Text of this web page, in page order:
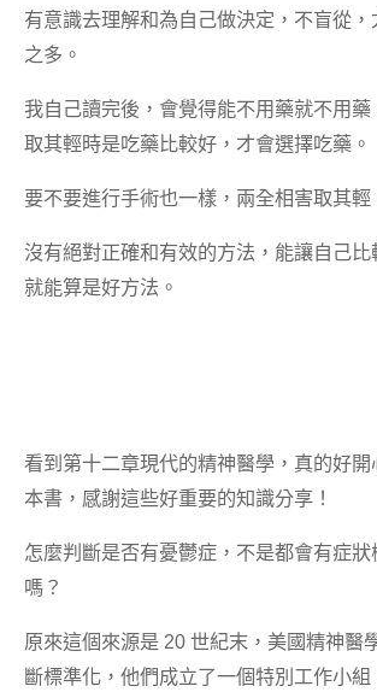
有意識去理解和為自己做決定，不盲從
之多。
我自己讀完後，會覺得能不用藥就不用
取其輕時是吃藥比較好，才會選擇吃藥。
要不要進行手術也一樣，兩全相害取其輕
沒有絕對正確和有效的方法，能讓自己
就能算是好方法。
看到第十二章現代的精神醫學，真的好
本書，感謝這些好重要的知識分享！
怎麼判斷是否有憂鬱症，不是都會有症狀
嗎？
原來這個來源是 20 世紀末，美國精神醫
斷標準化，他們成立了一個特別工作小